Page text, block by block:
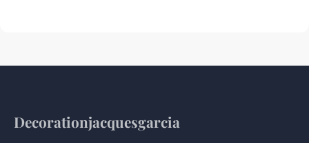
Decorationjacquesgarcia